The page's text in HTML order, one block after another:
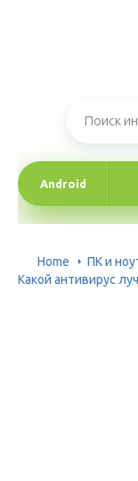
Android
Home
ПК и
Какой антивирус